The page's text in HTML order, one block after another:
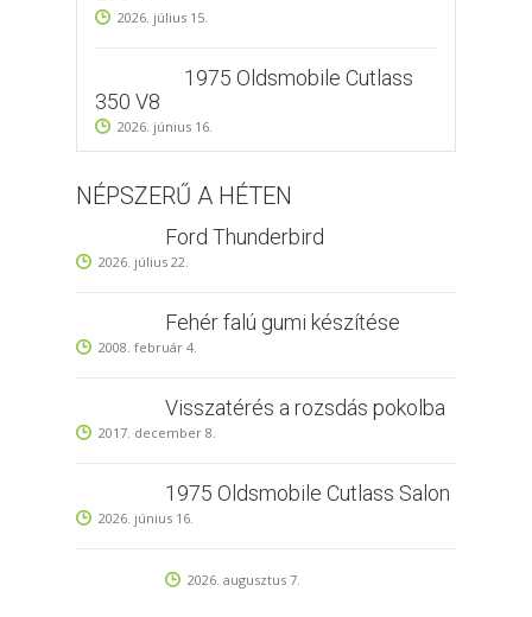
2026. július 15.
1975 Oldsmobile Cutlass
350 V8
2026. június 16.
NÉPSZERŰ A HÉTEN
Ford Thunderbird
2026. július 22.
Fehér falú gumi készítése
2008. február 4.
Visszatérés a rozsdás pokolba
2017. december 8.
1975 Oldsmobile Cutlass Salon
2026. június 16.
2026. augusztus 7.